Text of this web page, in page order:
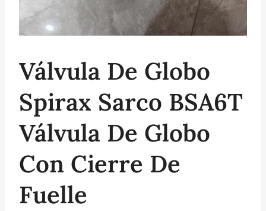
Válvula De Globo
Spirax Sarco BSA6T
Válvula De Globo
Con Cierre De
Fuelle